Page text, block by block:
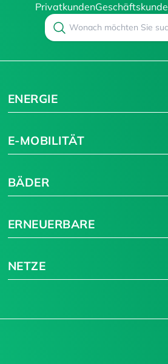
Privatkunden
Search
ENERGIE
E-MOBILITÄT
BÄDER
ERNEUERBARE
NETZE